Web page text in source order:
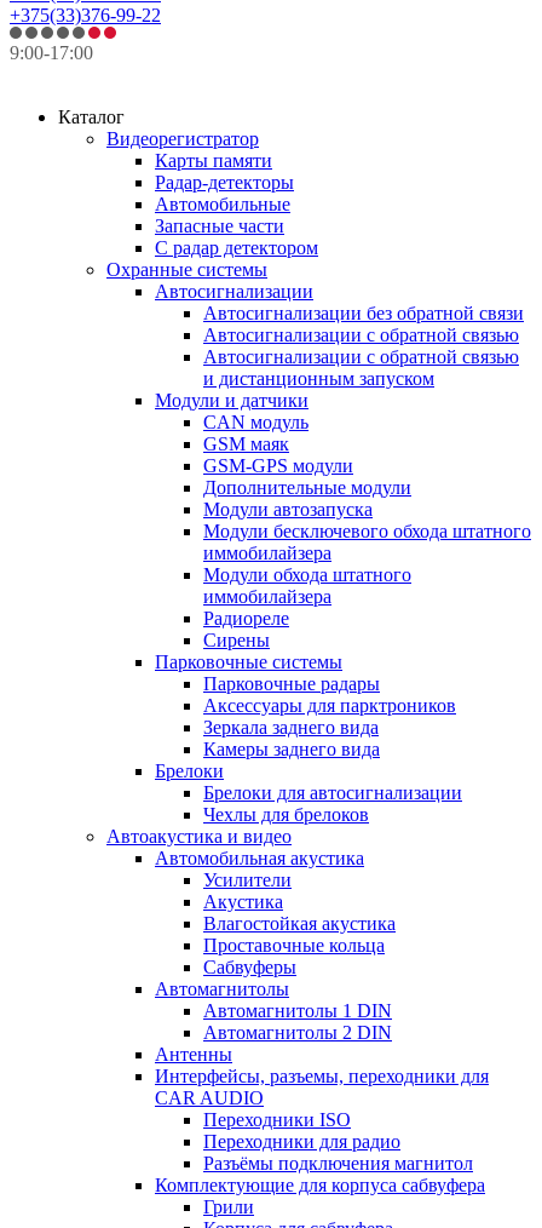
+375(33)376-99-22
9:00-17:00
Каталог
Видеорегистратор
Карты памяти
Радар-детекторы
Автомобильные
Запасные части
С радар детектором
Охранные системы
Автосигнализации
Автосигнализации без обратной связи
Автосигнализации с обратной связью
Автосигнализации с обратной связью
и дистанционным запуском
Модули и датчики
CAN модуль
GSM маяк
GSM-GPS модули
Дополнительные модули
Модули автозапуска
Модули бесключевого обхода штатного
иммобилайзера
Модули обхода штатного
иммобилайзера
Радиореле
Сирены
Парковочные системы
Парковочные радары
Аксессуары для парктроников
Зеркала заднего вида
Камеры заднего вида
Брелоки
Брелоки для автосигнализации
Чехлы для брелоков
Автоакустика и видео
Автомобильная акустика
Усилители
Акустика
Влагостойкая акустика
Проставочные кольца
Сабвуферы
Автомагнитолы
Автомагнитолы 1 DIN
Автомагнитолы 2 DIN
Антенны
Интерфейсы, разъемы, переходники для
CAR AUDIO
Переходники ISO
Переходники для радио
Разъёмы подключения магнитол
Комплектующие для корпуса сабвуфера
Грили